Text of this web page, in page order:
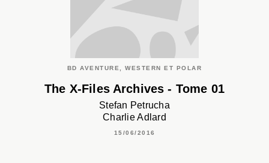
BD AVENTURE, WESTERN ET POLAR
The X-Files Archives - Tome 01
Stefan Petrucha
Charlie Adlard
15/06/2016